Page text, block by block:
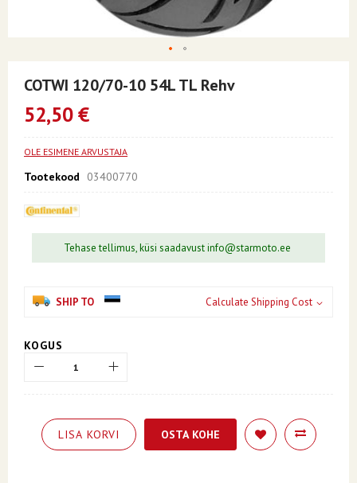
beginning
images
COTWI 120/70-10 54L TL Rehv
52,50 €
OLE ESIMENE ARVUSTAJA
Tootekood 03400770
Tehase tellimus, küsi saadavust info@starmoto.ee
SHIP TO Calculate Shipping Cost
KOGUS
LISA KORVI OSTA KOHE